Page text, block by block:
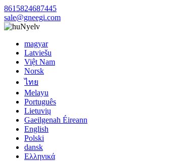
8615824687445
sale@gneegi.com
Nyelv
magyar
Latviešu
Việt Nam
Norsk
ไทย
Melayu
Português
Lietuvių
Gaeilgenah Éireann
English
Polski
dansk
Ελληνικά